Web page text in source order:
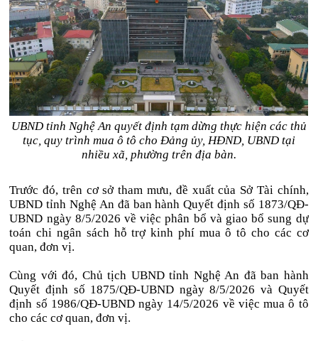
UBND tỉnh Nghệ An quyết định tạm dừng thực hiện các thủ
tục, quy trình mua ô tô cho Đảng ủy, HĐND, UBND tại
nhiều xã, phường trên địa bàn.
Trước đó, trên cơ sở tham mưu, đề xuất của Sở Tài chính,
UBND tỉnh Nghệ An đã ban hành Quyết định số 1873/QĐ-
UBND ngày 8/5/2026 về việc phân bổ và giao bổ sung dự
toán chi ngân sách hỗ trợ kinh phí mua ô tô cho các cơ
quan, đơn vị.
Cùng với đó, Chủ tịch UBND tỉnh Nghệ An đã ban hành
Quyết định số 1875/QĐ-UBND ngày 8/5/2026 và Quyết
định số 1986/QĐ-UBND ngày 14/5/2026 về việc mua ô tô
cho các cơ quan, đơn vị.